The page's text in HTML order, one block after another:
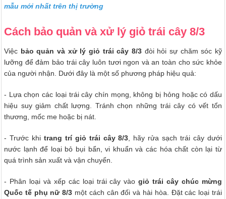
mẫu mới nhất trên thị trường
Cách bảo quản và xử lý giỏ trái cây 8/3
Việc bảo quản và xử lý giỏ trái cây 8/3 đòi hỏi sự chăm sóc kỹ
lưỡng để đảm bảo trái cây luôn tươi ngon và an toàn cho sức khỏe
của người nhận. Dưới đây là một số phương pháp hiệu quả:
- Lựa chọn các loại trái cây chín mọng, không bị hỏng hoặc có dấu
hiệu suy giảm chất lượng. Tránh chọn những trái cây có vết tổn
thương, mốc me hoặc bị nát.
- Trước khi trang trí giỏ trái cây 8/3, hãy rửa sạch trái cây dưới
nước lạnh để loại bỏ bụi bẩn, vi khuẩn và các hóa chất còn lại từ
quá trình sản xuất và vận chuyển.
- Phân loại và xếp các loại trái cây vàogiỏ trái cây chúc mừng
Quốc tế phụ nữ 8/3 một cách cân đối và hài hòa. Đặt các loại trái